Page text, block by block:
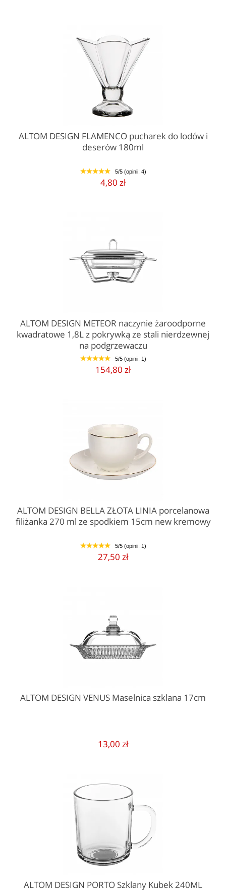
ALTOM DESIGN FLAMENCO pucharek do lodów i
deserów 180ml
1 2 3 4 5 5/5 (opinii: 4)
4,80 zł
ALTOM DESIGN METEOR naczynie żaroodporne
kwadratowe 1,8L z pokrywką ze stali nierdzewnej
na podgrzewaczu
1 2 3 4 5 5/5 (opinii: 1)
154,80 zł
ALTOM DESIGN BELLA ZŁOTA LINIA porcelanowa
filiżanka 270 ml ze spodkiem 15cm new kremowy
1 2 3 4 5 5/5 (opinii: 1)
27,50 zł
ALTOM DESIGN VENUS Maselnica szklana 17cm
13,00 zł
ALTOM DESIGN PORTO Szklany Kubek 240ML